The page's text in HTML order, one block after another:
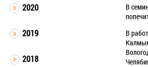
2020
2019
2018
В
В